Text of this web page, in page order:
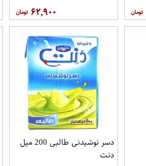
۶۲,۹۰۰
دسر نوشیدنی طالبی 200 میل
دنت